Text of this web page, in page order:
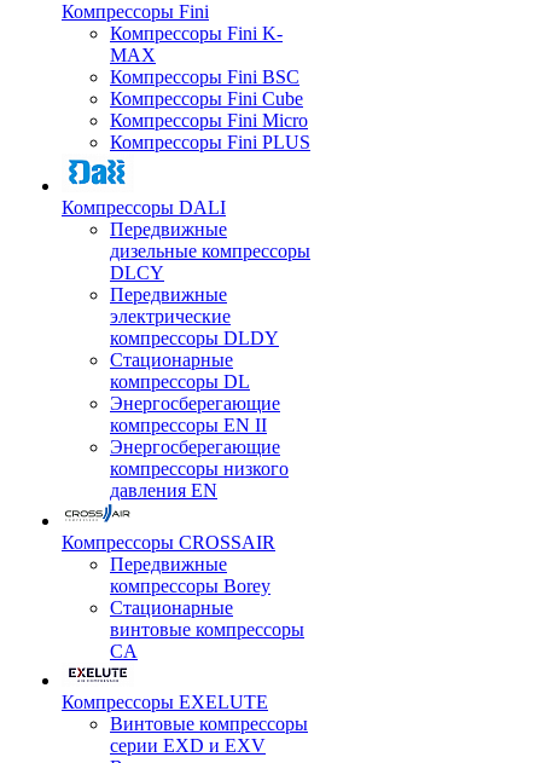
Компрессоры Fini
Компрессоры Fini K-
MAX
Компрессоры Fini BSC
Компрессоры Fini Cube
Компрессоры Fini Micro
Компрессоры Fini PLUS
Компрессоры DALI
Передвижные
дизельные компрессоры
DLCY
Передвижные
электрические
компрессоры DLDY
Стационарные
компрессоры DL
Энергосберегающие
компрессоры EN II
Энергосберегающие
компрессоры низкого
давления EN
Компрессоры CROSSAIR
Передвижные
компрессоры Borey
Стационарные
винтовые компрессоры
CA
Компрессоры EXELUTE
Винтовые компрессоры
серии EXD и EXV